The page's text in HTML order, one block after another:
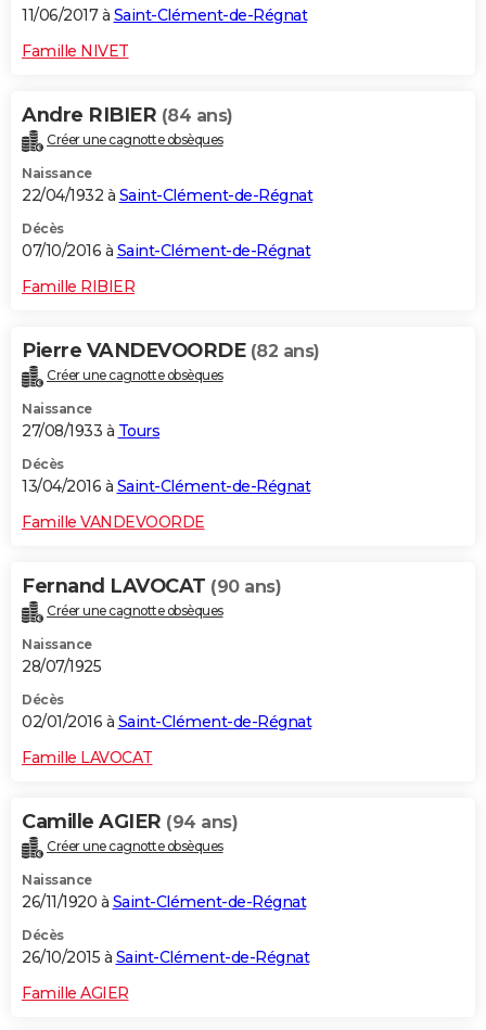
11/06/2017 à Saint-Clément-de-Régnat
Famille NIVET
Andre RIBIER (84 ans)
Créer une cagnotte obsèques
Naissance
22/04/1932 à Saint-Clément-de-Régnat
Décès
07/10/2016 à Saint-Clément-de-Régnat
Famille RIBIER
Pierre VANDEVOORDE (82 ans)
Créer une cagnotte obsèques
Naissance
27/08/1933 à Tours
Décès
13/04/2016 à Saint-Clément-de-Régnat
Famille VANDEVOORDE
Fernand LAVOCAT (90 ans)
Créer une cagnotte obsèques
Naissance
28/07/1925
Décès
02/01/2016 à Saint-Clément-de-Régnat
Famille LAVOCAT
Camille AGIER (94 ans)
Créer une cagnotte obsèques
Naissance
26/11/1920 à Saint-Clément-de-Régnat
Décès
26/10/2015 à Saint-Clément-de-Régnat
Famille AGIER